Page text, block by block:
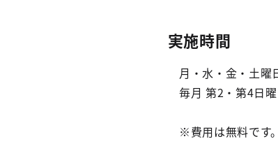
実施時間
月・水・金・土曜
毎月 第2・第4日
※費用は無料です